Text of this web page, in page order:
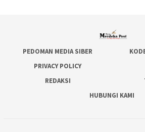
PEDOMAN MEDIA SIBER
PRIVACY POLICY
REDAKSI
HUBUNGI KAMI